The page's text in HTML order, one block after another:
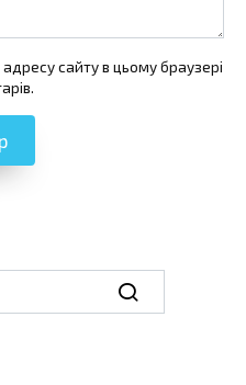
сайту в цьому браузері